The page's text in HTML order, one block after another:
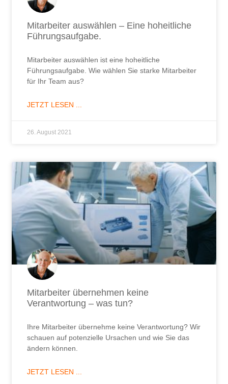
Mitarbeiter auswählen – Eine hoheitliche
Führungsaufgabe.
Mitarbeiter auswählen ist eine hoheitliche
Führungsaufgabe. Wie wählen Sie starke Mitarbeiter
für Ihr Team aus?
JETZT LESEN ...
26. August 2021
Mitarbeiter übernehmen keine
Verantwortung – was tun?
Ihre Mitarbeiter übernehme keine Verantwortung? Wir
schauen auf potenzielle Ursachen und wie Sie das
ändern können.
JETZT LESEN ...